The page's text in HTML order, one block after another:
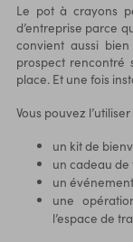
Le pot à crayons
d’entreprise parce
convient aussi
prospect rencontré
place. Et une fois
Vous pouvez
un kit de
un cadeau de
un
une
l’espace de